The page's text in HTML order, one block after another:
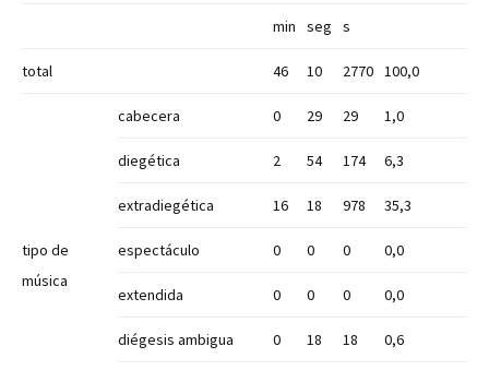
min seg s
total 46 10 2770 100,0
tipo de
música
cabecera 0 29 29 1,0
diegética 2 54 174 6,3
extradiegética 16 18 978 35,3
espectáculo 0 0 0 0,0
extendida 0 0 0 0,0
diégesis ambigua 0 18 18 0,6